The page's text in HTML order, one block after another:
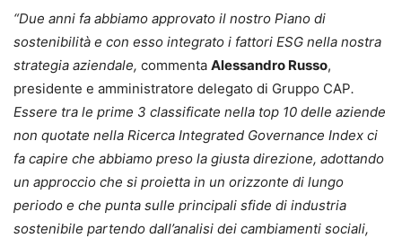
“Due anni fa abbiamo approvato il nostro Piano di
sostenibilità e con esso integrato i fattori ESG nella nostra
strategia aziendale, commenta Alessandro Russo,
presidente e amministratore delegato di Gruppo CAP.
Essere tra le prime 3 classificate nella top 10 delle aziende
non quotate nella Ricerca Integrated Governance Index ci
fa capire che abbiamo preso la giusta direzione, adottando
un approccio che si proietta in un orizzonte di lungo
periodo e che punta sulle principali sfide di industria
sostenibile partendo dall’analisi dei cambiamenti sociali,